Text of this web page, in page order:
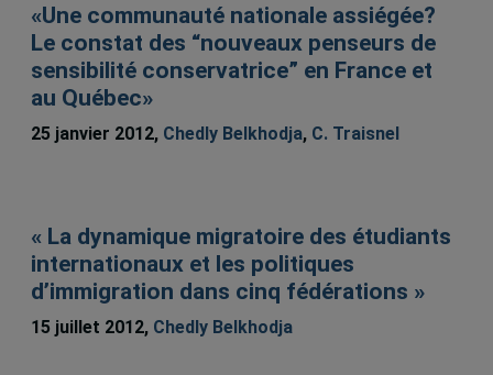
«Une communauté nationale assiégée?
Le constat des “nouveaux penseurs de
sensibilité conservatrice” en France et
au Québec»
25 janvier 2012, Chedly Belkhodja, C. Traisnel
« La dynamique migratoire des étudiants
internationaux et les politiques
d’immigration dans cinq fédérations »
15 juillet 2012, Chedly Belkhodja